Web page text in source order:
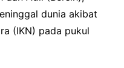
dunia akibat
(IKN) pada pukul